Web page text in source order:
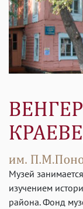
Музей
изучением
района. Фонд